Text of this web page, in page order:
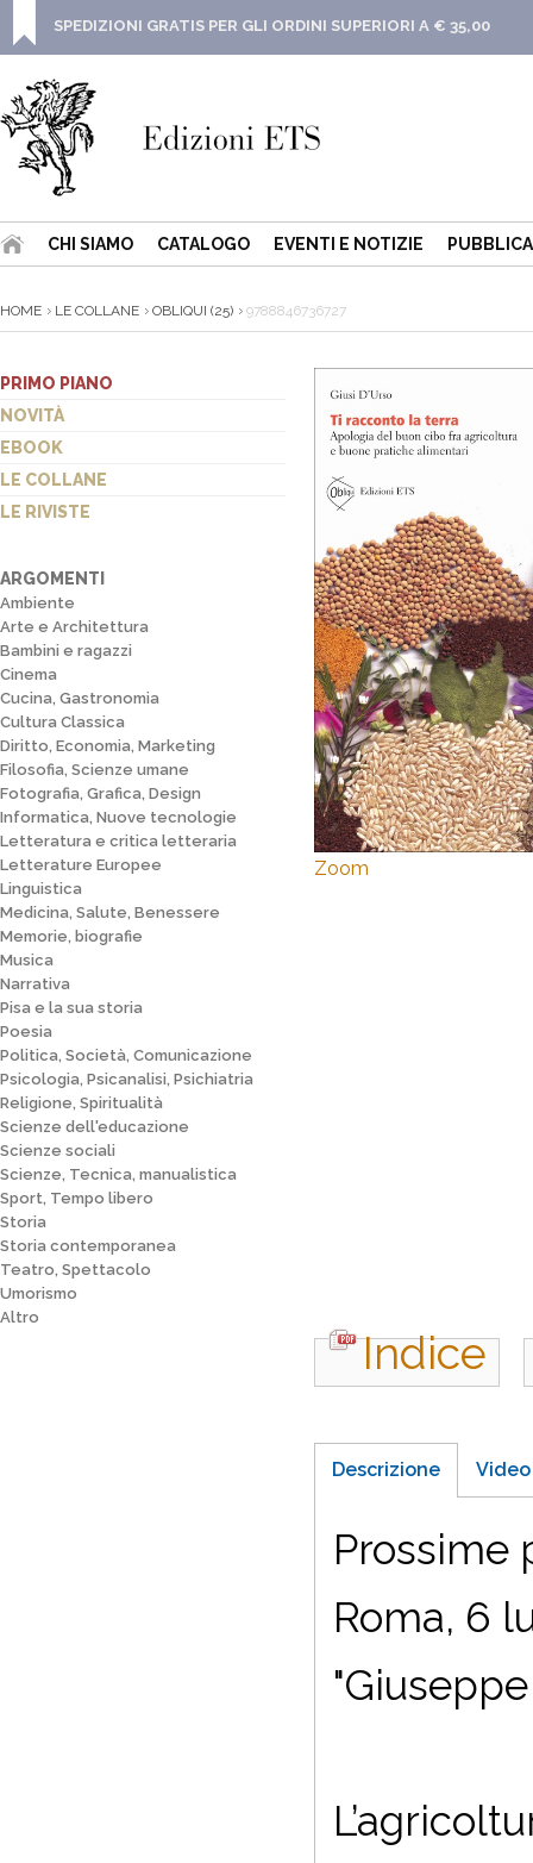
SPEDIZIONI GRATIS PER GLI ORDINI SUPERIORI A € 35,00
CHI SIAMO CATALOGO EVENTI E NOTIZIE
HOME LE COLLANE OBLIQUI (25) 9788846736727
PRIMO PIANO
NOVITÀ
EBOOK
LE COLLANE
LE RIVISTE
ARGOMENTI
Ambiente
Arte e Architettura
Bambini e ragazzi
Cinema
Cucina, Gastronomia
Cultura Classica
Diritto, Economia, Marketing
Filosofia, Scienze umane
Fotografia, Grafica, Design
Informatica, Nuove tecnologie
Letteratura e critica letteraria
Letterature Europee
Linguistica
Medicina, Salute, Benessere
Memorie, biografie
Musica
Narrativa
Pisa e la sua storia
Poesia
Politica, Società, Comunicazione
Psicologia, Psicanalisi, Psichiatria
Religione, Spiritualità
Scienze dell'educazione
Scienze sociali
Scienze, Tecnica, manualistica
Sport, Tempo libero
Storia
Storia contemporanea
Teatro, Spettacolo
Umorismo
Altro
Zoom
Indice
Descrizione Video
Prossime
Roma, 6